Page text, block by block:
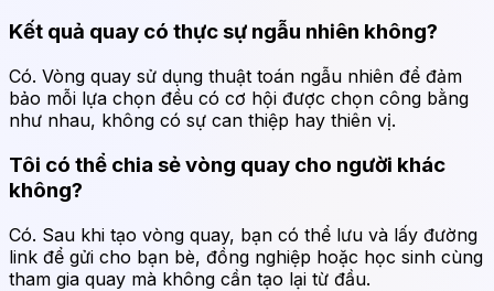
Kết quả quay có thực sự ngẫu nhiên không?
Có. Vòng quay sử dụng thuật toán ngẫu nhiên để đảm
bảo mỗi lựa chọn đều có cơ hội được chọn công bằng
như nhau, không có sự can thiệp hay thiên vị.
Tôi có thể chia sẻ vòng quay cho người khác
không?
Có. Sau khi tạo vòng quay, bạn có thể lưu và lấy đường
link để gửi cho bạn bè, đồng nghiệp hoặc học sinh cùng
tham gia quay mà không cần tạo lại từ đầu.